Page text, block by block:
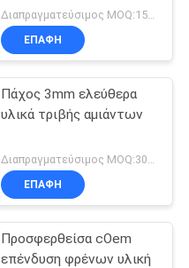
επένδυσης υλική
μπροστινή
ΕΠΑΦΉ
Πάχος 3mm ελεύθερα
υλικά τριβής αμιάντων
ΕΠΑΦΉ
Προσφερθείσα cOem
επένδυση φρένων υλική